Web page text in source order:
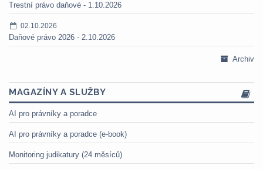
Trestní právo daňové - 1.10.2026
02.10.2026
Daňové právo 2026 - 2.10.2026
Archiv
MAGAZÍNY A SLUŽBY
AI pro právníky a poradce
AI pro právníky a poradce (e-book)
Monitoring judikatury (24 měsíců)